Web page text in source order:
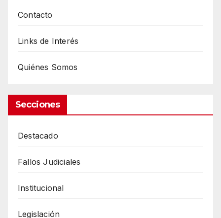
Contacto
Links de Interés
Quiénes Somos
Secciones
Destacado
Fallos Judiciales
Institucional
Legislación